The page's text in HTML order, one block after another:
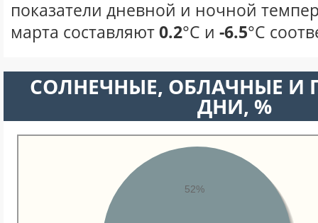
показатели дневной и ночной
марта составляют0.2°С и -6.5°С
CОЛНЕЧНЫЕ, ОБЛАЧНЫЕ И
ДНИ, %
52%